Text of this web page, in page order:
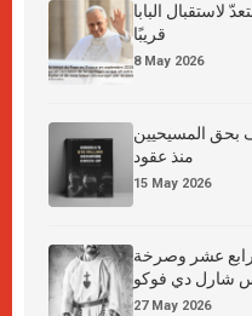
لاستقبال البابا
قريبًا
8 May 2026
بحق المسيحيين
منذ عقود
15 May 2026
الرابع عشر وصرخة
شارل دي فوكو
27 May 2026